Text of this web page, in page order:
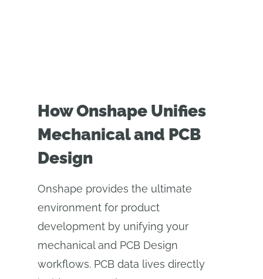
How Onshape Unifies
Mechanical and PCB
Design
Onshape provides the ultimate
environment for product
development by unifying your
mechanical and PCB Design
workflows. PCB data lives directly